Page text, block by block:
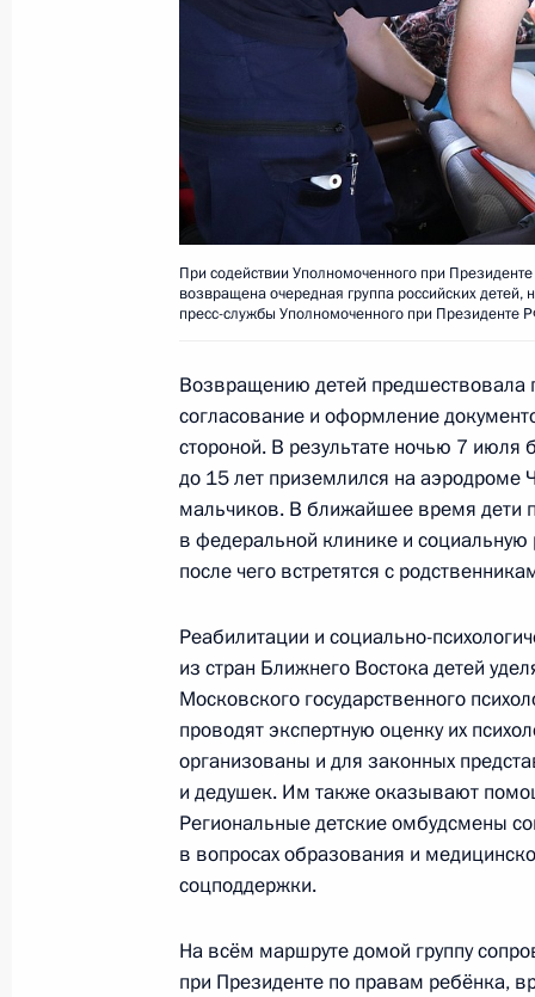
с гибелью военнослужащего его
13 июля 2024 года, 14:55
С 1 января 2026 года
выплата гражданам, имеющим двух
до 18 лет
13 июля 2024 года, 14:40
Совещание с членами
10 июля 2024 года, 17:05
Мария Львова-Белова помогла в
девочки с мамой с Украины
Утверждён отчёт об исполнении
и социального страхования
8 июля 2024 года, 17:00
При содействии Уполномоченного
ребёнка на родину из Сирии
7 июля 2024 года, 17:00
При содействии Уполномоченного при
возвращена очередная группа российских
пресс-службы Уполномоченного при Президенте
Возвращению детей предшествовала
согласование и оформление
стороной. В результате ночью 7 июля
до 15 лет приземлился на аэродроме
мальчиков. В ближайшее время дети
в федеральной клинике и
после чего встретятся с
Реабилитации и социально-
из стран Ближнего Востока детей
Московского государственного
проводят экспертную оценку их
организованы и для законных
и дедушек. Им также оказывают
Региональные детские омбудсмены
в вопросах образования и
соцподдержки.
На всём маршруте домой группу
при Президенте по правам ребёнка,